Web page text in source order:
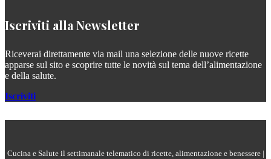
Iscriviti alla Newsletter
Riceverai direttamente via mail una selezione delle nuove ricette
apparse sul sito e scoprire tutte le novità sul tema dell’alimentazione
e della salute.
Iscriviti
Cucina e Salute il settimanale telematico di ricette, alimentazione e benessere |